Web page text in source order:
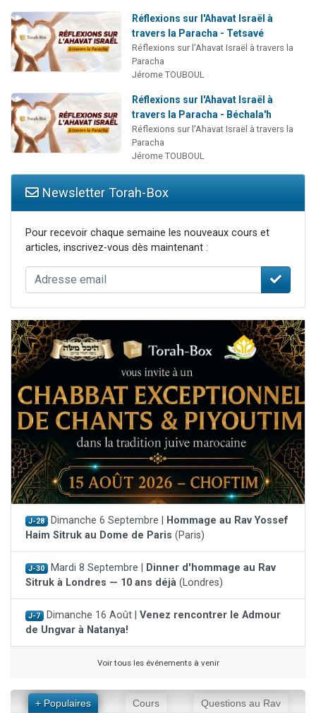
Réflexions sur l'Ahavat Israël à
travers la Paracha - Tetsavé
Réflexions sur l'Ahavat Israël à travers la
Paracha
Jérome TOUBOUL
Réflexions sur l'Ahavat Israël à
travers la Paracha - Béchala'h
Réflexions sur l'Ahavat Israël à travers la
Paracha
Jérome TOUBOUL
Newsletter Torah-Box
Pour recevoir chaque semaine les nouveaux cours et
articles, inscrivez-vous dès maintenant :
J-28 Dimanche 6 Septembre |
Hommage au Rav Yossef
Haim Sitruk au Dome de Paris (Paris)
J-30 Mardi 8 Septembre |
Dinner d'hommage au Rav
Sitruk à Londres — 10 ans déjà (Londres)
J-7 Dimanche 16 Août | Venez rencontrer le Admour
de Ungvar à Natanya!
Voir tous les événements à venir
+ Populaires Cours Questions au Rav